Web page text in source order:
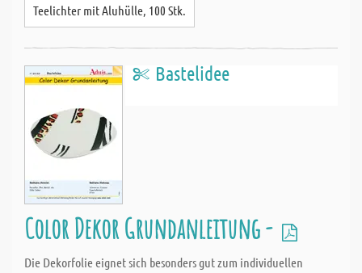
Teelichter mit Aluhülle, 100 Stk.
Bastelidee
Color Dekor Grundanleitung -
Die Dekorfolie eignet sich besonders gut zum individuellen